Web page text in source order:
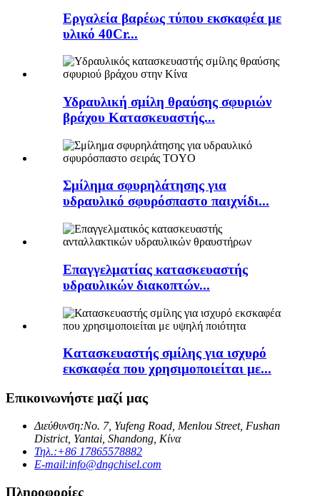
Εργαλεία βαρέως τύπου εκσκαφέα με
υλικό 40Cr...
Υδραυλική σμίλη θραύσης σφυριών
βράχου Κατασκευαστής...
Σμίλημα σφυρηλάτησης για
υδραυλικό σφυρόσπαστο παιχνίδι...
Επαγγελματίας κατασκευαστής
υδραυλικών διακοπτών...
Κατασκευαστής σμίλης για ισχυρό
εκσκαφέα που χρησιμοποιείται με...
Επικοινωνήστε μαζί μας
Διεύθυνση:Νο. 7, Yufeng Road, Menlou Street, Fushan
District, Yantai, Shandong, Κίνα
Τηλ.:+86 17865578882
E-mail:info@dngchisel.com
Πληροφορίες